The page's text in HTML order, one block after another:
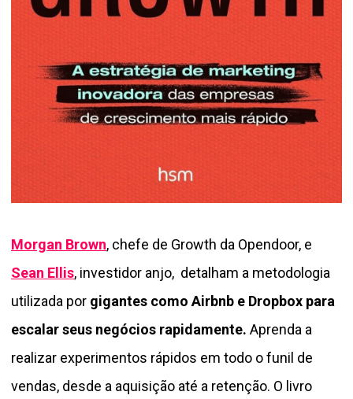
Morgan Brown, chefe de Growth da Opendoor, e
Sean Ellis, investidor anjo, detalham a metodologia
utilizada por gigantes como Airbnb e Dropbox para
escalar seus negócios rapidamente. Aprenda a
realizar experimentos rápidos em todo o funil de
vendas, desde a aquisição até a retenção. O livro